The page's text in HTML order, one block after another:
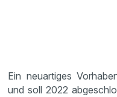
Ein neuartiges
und soll 2022